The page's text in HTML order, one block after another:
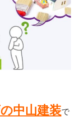
中山建装で